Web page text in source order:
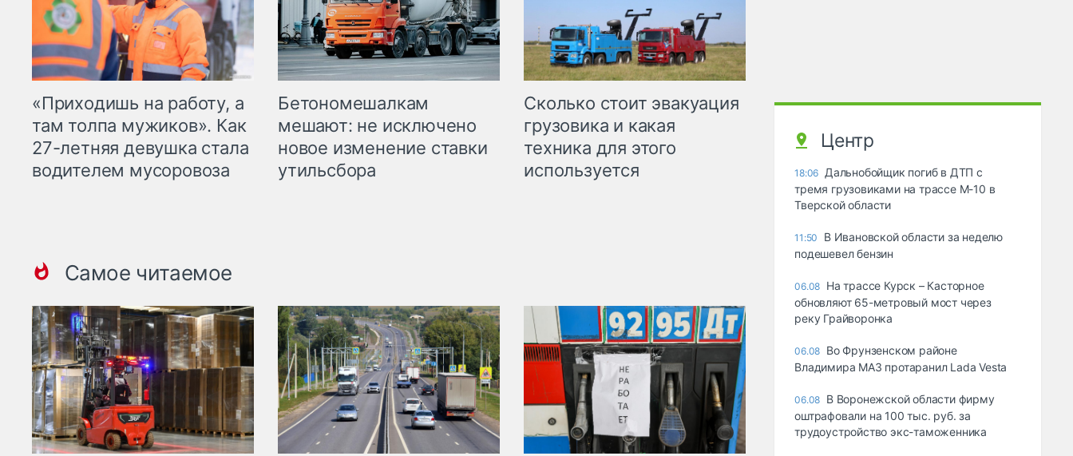
«Приходишь на работу, а
там толпа мужиков». Как
27-летняя девушка стала
водителем мусоровоза
Бетономешалкам
мешают: не исключено
новое изменение ставки
утильсбора
Сколько стоит эвакуация
грузовика и какая
техника для этого
используется
Самое читаемое
Центр
18:06 Дальнобойщик погиб в ДТП с
тремя грузовиками на трассе М-10 в
Тверской области
11:50
В Ивановской области за неделю
подешевел бензин
06.08 На трассе Курск – Касторное
обновляют 65-метровый мост через
реку Грайворонка
06.08 Во Фрунзенском районе
Владимира МАЗ протаранил Lada Vesta
06.08 В Воронежской области фирму
оштрафовали на 100 тыс. руб. за
трудоустройство экс-таможенника